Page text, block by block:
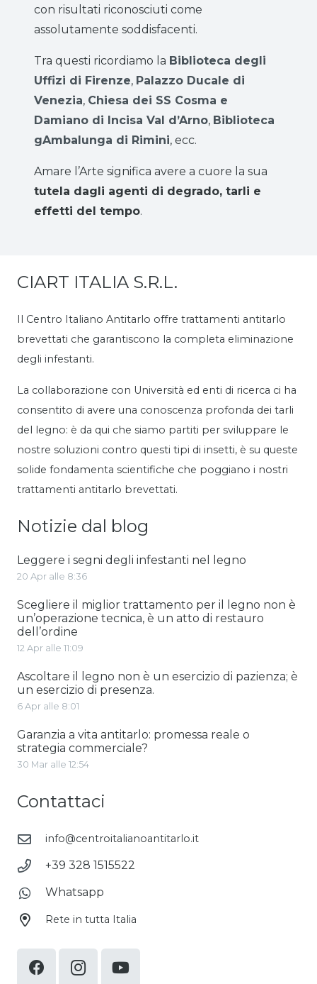
con risultati riconosciuti come
assolutamente soddisfacenti.
Tra questi ricordiamo la Biblioteca degli
Uffizi di Firenze, Palazzo Ducale di
Venezia, Chiesa dei SS Cosma e
Damiano di Incisa Val d’Arno, Biblioteca
gAmbalunga di Rimini, ecc.
Amare l’Arte significa avere a cuore la sua
tutela dagli agenti di degrado, tarli e
effetti del tempo.
CIART ITALIA S.R.L.
Il Centro Italiano Antitarlo offre trattamenti antitarlo
brevettati che garantiscono la completa eliminazione
degli infestanti.
La collaborazione con Università ed enti di ricerca ci ha
consentito di avere una conoscenza profonda dei tarli
del legno: è da qui che siamo partiti per sviluppare le
nostre soluzioni contro questi tipi di insetti, è su queste
solide fondamenta scientifiche che poggiano i nostri
trattamenti antitarlo brevettati.
Notizie dal blog
Leggere i segni degli infestanti nel legno
20 Apr alle 8:36
Scegliere il miglior trattamento per il legno non è
un’operazione tecnica, è un atto di restauro
dell’ordine
12 Apr alle 11:09
Ascoltare il legno non è un esercizio di pazienza; è
un esercizio di presenza.
6 Apr alle 8:01
Garanzia a vita antitarlo: promessa reale o
strategia commerciale?
30 Mar alle 12:54
Contattaci
info@centroitalianoantitarlo.it
+39 328 1515522
Whatsapp
Rete in tutta Italia